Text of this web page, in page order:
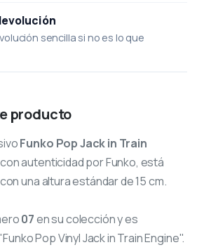
sencilla si no es lo que
producto
Funko Pop Jack in Train
autenticidad por Funko, está
una altura estándar de 15 cm.
07en su colección y es
Pop Vinyl Jack in Train Engine".